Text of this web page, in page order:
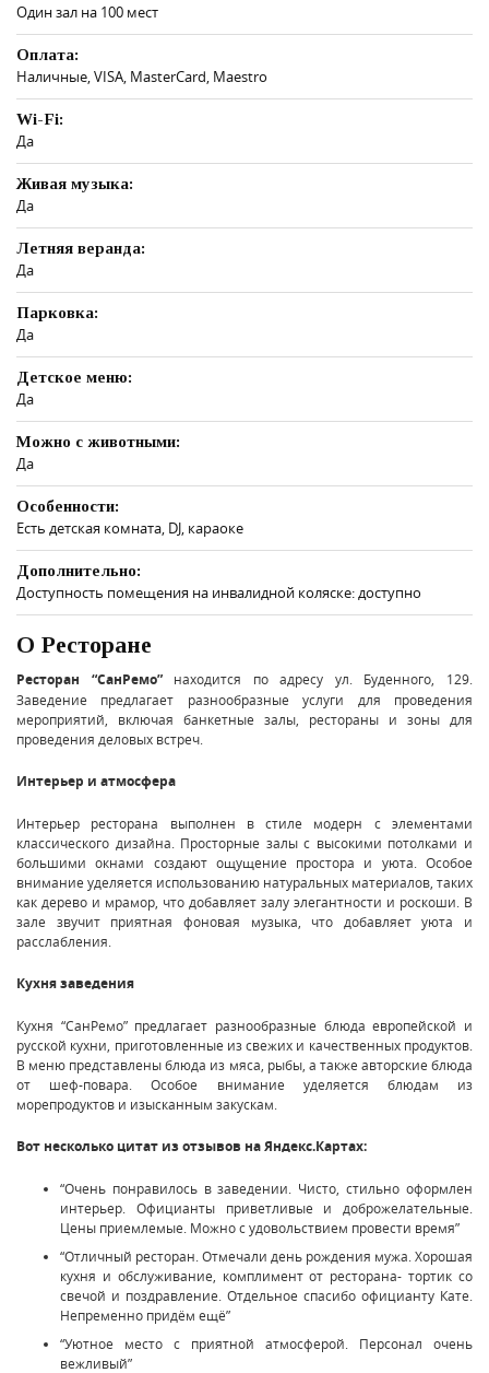
Один зал на 100 мест
Оплата:
Наличные, VISA, MasterCard, Maestro
Wi-Fi:
Да
Живая музыка:
Да
Летняя веранда:
Да
Парковка:
Да
Детское меню:
Да
Можно с животными:
Да
Особенности:
Есть детская комната, DJ, караоке
Дополнительно:
Доступность помещения на инвалидной коляске: доступно
О Ресторане
Ресторан “СанРемо”находится по адресу ул. Буденного, 129.
Заведение предлагает разнообразные услуги для проведения
мероприятий, включая банкетные залы, рестораны и зоны для
проведения деловых встреч.
Интерьер и атмосфера
Интерьер ресторана выполнен в стиле модерн с элементами
классического дизайна. Просторные залы с высокими потолками и
большими окнами создают ощущение простора и уюта. Особое
внимание уделяется использованию натуральных материалов, таких
как дерево и мрамор, что добавляет залу элегантности и роскоши. В
зале звучит приятная фоновая музыка, что добавляет уюта и
расслабления.
Кухня заведения
Кухня “СанРемо” предлагает разнообразные блюда европейской и
русской кухни, приготовленные из свежих и качественных продуктов.
В меню представлены блюда из мяса, рыбы, а также авторские блюда
от шеф-повара. Особое внимание уделяется блюдам из
морепродуктов и изысканным закускам.
Вот несколько цитат из отзывов на Яндекс.Картах:
“Очень понравилось в заведении. Чисто, стильно оформлен
интерьер. Официанты приветливые и доброжелательные.
Цены приемлемые. Можно с удовольствием провести время”
“Отличный ресторан. Отмечали день рождения мужа. Хорошая
кухня и обслуживание, комплимент от ресторана- тортик со
свечой и поздравление. Отдельное спасибо официанту Кате.
Непременно придём ещё”
“Уютное место с приятной атмосферой. Персонал очень
вежливый”